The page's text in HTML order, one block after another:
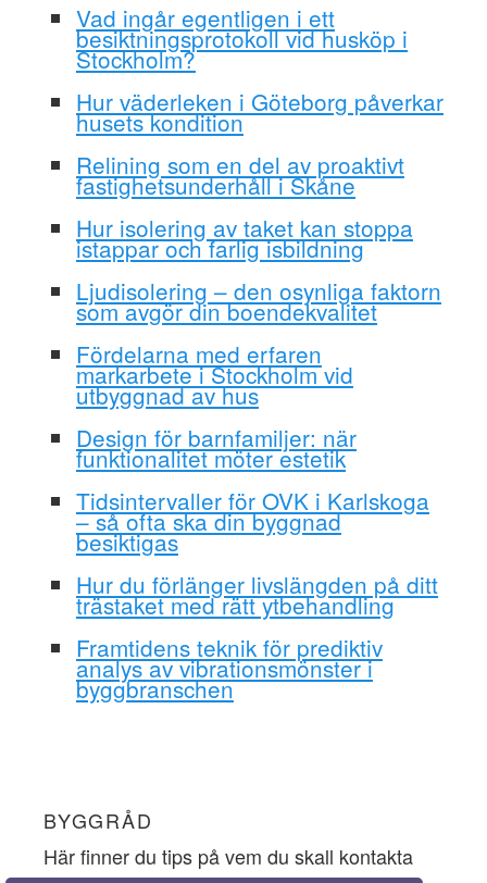
Vad ingår egentligen i ett
besiktningsprotokoll vid husköp i
Stockholm?
Hur väderleken i Göteborg påverkar
husets kondition
Relining som en del av proaktivt
fastighetsunderhåll i Skåne
Hur isolering av taket kan stoppa
istappar och farlig isbildning
Ljudisolering – den osynliga faktorn
som avgör din boendekvalitet
Fördelarna med erfaren
markarbete i Stockholm vid
utbyggnad av hus
Design för barnfamiljer: när
funktionalitet möter estetik
Tidsintervaller för OVK i Karlskoga
– så ofta ska din byggnad
besiktigas
Hur du förlänger livslängden på ditt
trästaket med rätt ytbehandling
Framtidens teknik för prediktiv
analys av vibrationsmönster i
byggbranschen
BYGGRÅD
Här finner du tips på vem du skall kontakta